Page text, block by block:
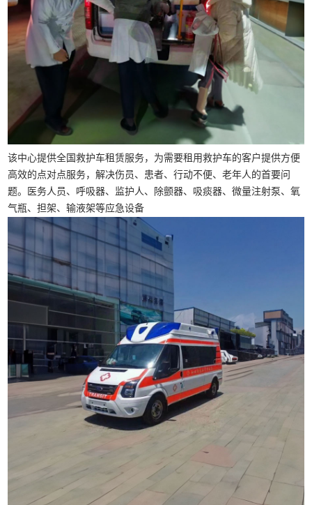
该中心提供全国救护车租赁服务，为需要租用救护车的客户提供方便
高效的点对点服务，解决伤员、患者、行动不便、老年人的首要问
题。医务人员、呼吸器、监护人、除颤器、吸痰器、微量注射泵、氧
气瓶、担架、输液架等应急设备